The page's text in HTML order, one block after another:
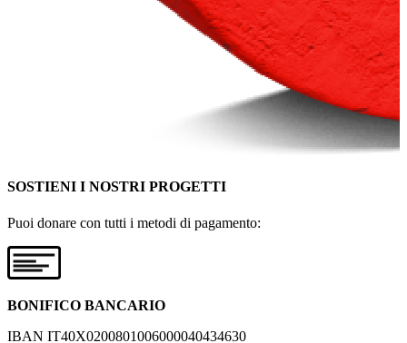
SOSTIENI I NOSTRI PROGETTI
Puoi donare con tutti i metodi di pagamento:
BONIFICO BANCARIO
IBAN IT40X0200801006000040434630